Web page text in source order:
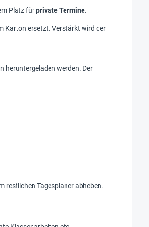
Platz fürprivate Termine.
Karton ersetzt. Verstärkt wird der
heruntergeladen werden. Der
restlichen Tagesplaner abheben.